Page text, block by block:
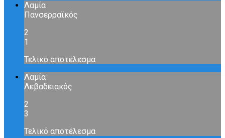
Λαμία
Πανσερραϊκός
2
1
Τελικό αποτέλεσμα
Λαμία
Λεβαδειακός
2
3
Τελικό αποτέλεσμα